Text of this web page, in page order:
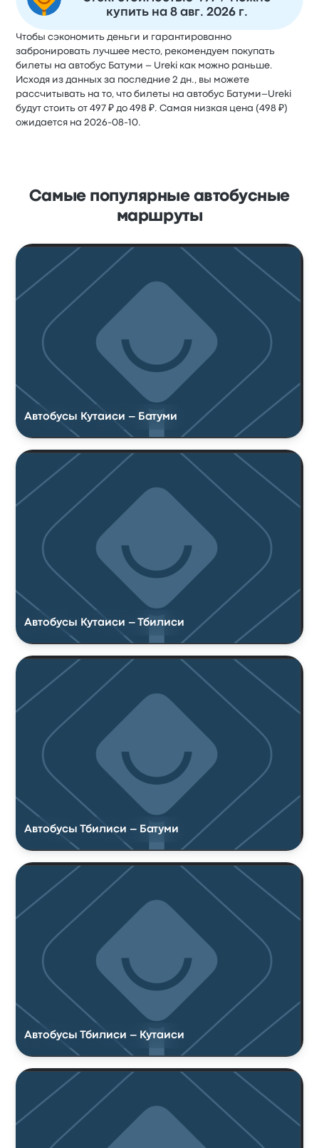
купить на 8 авг. 2026 г.
Чтобы сэкономить деньги и гарантированно
забронировать лучшее место, рекомендуем покупать
билеты на автобус Батуми – Ureki как можно раньше.
Исходя из данных за последние 2 дн., вы можете
рассчитывать на то, что билеты на автобус Батуми–Ureki
будут стоить от 497 ₽ до 498 ₽. Самая низкая цена (498 ₽)
ожидается на 2026-08-10.
Самые популярные автобусные
маршруты
Автобусы Кутаиси – Батуми
Автобусы Кутаиси – Тбилиси
Автобусы Тбилиси – Батуми
Автобусы Тбилиси – Кутаиси